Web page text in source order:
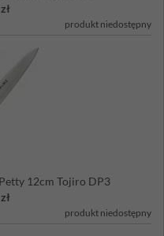
produkt niedostępny
12cm Tojiro DP3
produkt niedostępny